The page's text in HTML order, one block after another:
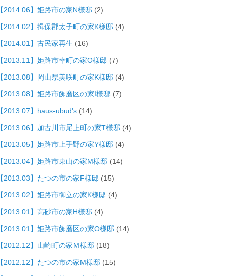
【2014.06】姫路市の家N様邸 (2)
【2014.02】揖保郡太子町の家K様邸 (4)
【2014.01】古民家再生 (16)
【2013.11】姫路市幸町の家O様邸 (7)
【2013.08】岡山県美咲町の家K様邸 (4)
【2013.08】姫路市飾磨区の家I様邸 (7)
【2013.07】haus-ubud's (14)
【2013.06】加古川市尾上町の家T様邸 (4)
【2013.05】姫路市上手野の家Y様邸 (4)
【2013.04】姫路市東山の家M様邸 (14)
【2013.03】たつの市の家F様邸 (15)
【2013.02】姫路市御立の家K様邸 (4)
【2013.01】高砂市の家H様邸 (4)
【2013.01】姫路市飾磨区の家O様邸 (14)
【2012.12】山崎町の家Ｍ様邸 (18)
【2012.12】たつの市の家M様邸 (15)